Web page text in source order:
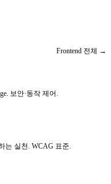
Frontend 전체 →
보안·동작 제어.
는 실천. WCAG 표준.